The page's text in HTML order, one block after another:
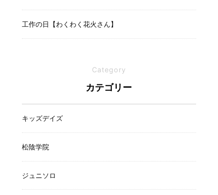
工作の日【わくわく花火さん】
Category
カテゴリー
キッズデイズ
松陰学院
ジュニソロ